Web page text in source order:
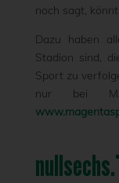
noch sagt,
Dazu haben
Stadion sind,
Sport zu
nur bei